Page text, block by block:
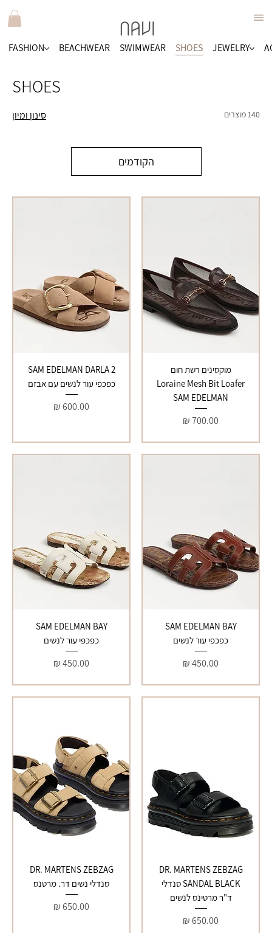
FASHION BEACHWEAR SWIMWEAR SHOES JEWELRY
SHOES
140 מוצרים סינון ומיון
הקודמים
מוקסינים רשת חום
Loraine Mesh Bit Loafer
SAM EDELMAN
מחיר
SAM EDELMAN DARLA 2
כפכפי עור לנשים עם אבזם
מחיר
SAM EDELMAN BAY
כפכפי עור לנשים
מחיר
SAM EDELMAN BAY
כפכפי עור לנשים
מחיר
DR. MARTENS ZEBZAG
SANDAL BLACK סנדלי
ד"ר מרטינס לנשים
מחיר
DR. MARTENS ZEBZAG
סנדלי נשים דר. מרטנס
מחיר